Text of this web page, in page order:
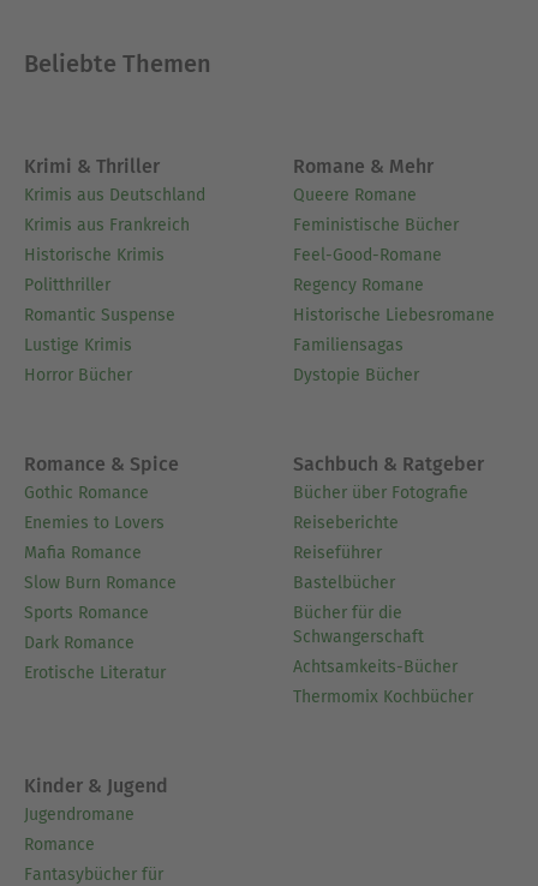
Beliebte Themen
Krimi & Thriller
Krimis aus Deutschland
Krimis aus Frankreich
Historische Krimis
Politthriller
Romantic Suspense
Lustige Krimis
Horror Bücher
Romane & Mehr
Queere Romane
Feministische Bücher
Feel-Good-Romane
Regency Romane
Historische Liebesromane
Familiensagas
Dystopie Bücher
Romance & Spice
Gothic Romance
Enemies to Lovers
Mafia Romance
Slow Burn Romance
Sports Romance
Dark Romance
Erotische Literatur
Sachbuch & Ratgeber
Bücher über Fotografie
Reiseberichte
Reiseführer
Bastelbücher
Bücher für die
Schwangerschaft
Achtsamkeits-Bücher
Thermomix Kochbücher
Kinder & Jugend
Jugendromane
Romance
Fantasybücher für